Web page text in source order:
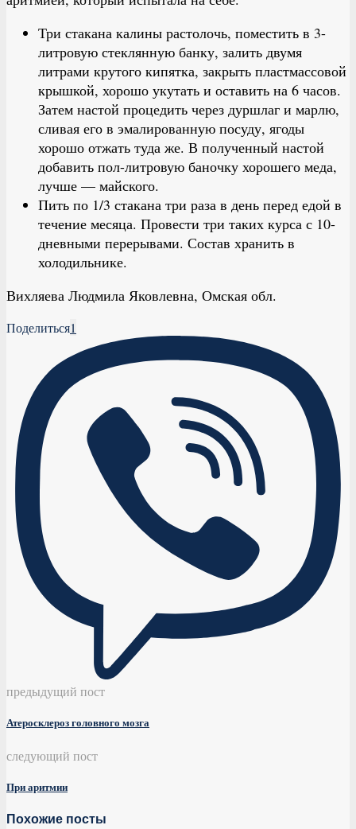
Три стакана калины растолочь, поместить в 3-
литровую стеклянную банку, залить двумя
литрами крутого кипятка, закрыть пластмассовой
крышкой, хорошо укутать и оставить на 6 часов.
Затем настой процедить через дуршлаг и марлю,
сливая его в эмалированную посуду, ягоды
хорошо отжать туда же. В полученный настой
добавить пол-литровую баночку хорошего меда,
лучше — майского.
Пить по 1/3 стакана три раза в день перед едой в
течение месяца. Провести три таких курса с 10-
дневными перерывами. Состав хранить в
холодильнике.
Вихляева Людмила Яковлевна, Омская обл.
Поделиться1
предыдущий пост
Атеросклероз головного мозга
следующий пост
При аритмии
Похожие посты